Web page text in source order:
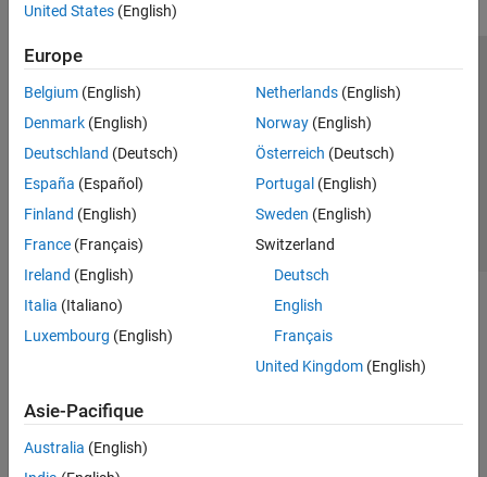
United States (English)
Europe
Belgium (English)
Denmark (English)
Deutschland (Deutsch)
España (Español)
Finland (English)
France (Français)
Ireland (English)
Italia (Italiano)
Luxembourg (English)
Netherlands(English)
Norway(English)
Österreich (Deutsch)
Portugal (English)
Sweden (English)
Switzerland
Deutsch
English
Français
United Kingdom(English)
Asie-Pacifique
Australia (English)
Lutte anti-piratage
Contacts locaux
© 1994-2026 The MathWorks, Inc.